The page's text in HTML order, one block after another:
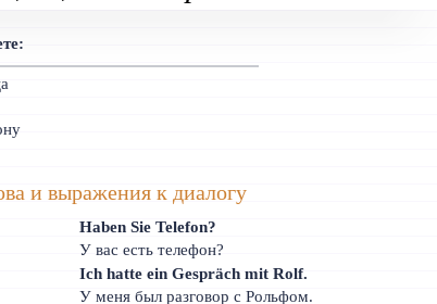
и выражения к диалогу
Haben Sie Telefon?
У вас есть телефон?
Ich hatte ein Gespräch mit Rolf.
У меня был разговор с Рольфом.